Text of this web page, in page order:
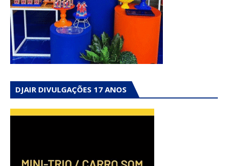
DJAIR DIVULGAÇÕES 17 ANOS